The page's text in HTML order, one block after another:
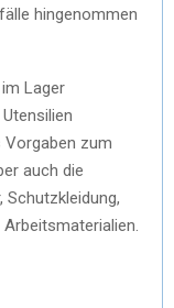
hingenommen
Lager
zum
auch die
Schutzkleidung,